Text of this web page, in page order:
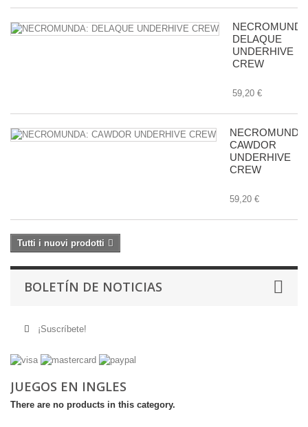
DELAQUE
UNDERHIVE
CREW
59,20 €
NECROMUNDA:
CAWDOR
UNDERHIVE
CREW
59,20 €
Tutti i nuovi prodotti
BOLETÍN DE NOTICIAS
¡Suscríbete!
JUEGOS EN INGLES
There are no products in this category.